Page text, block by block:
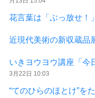
花言葉は「ぶっ放せ！」
近現代美術の新収蔵品
いきヨウヨウ講座「今
3月22日 10:03
“てのひらのほとけ”を